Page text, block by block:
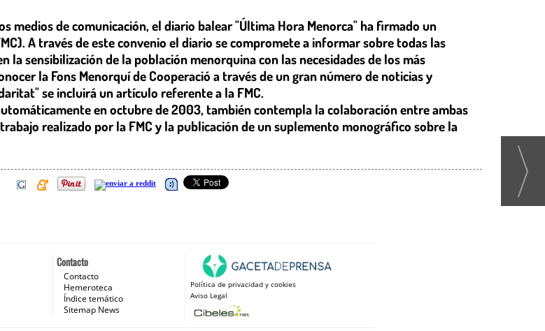
medios de comunicación, el diario balear "Última Hora Menorca" ha firmado un
A través de este convenio el diario se compromete a informar sobre todas las
la sensibilización de la población menorquina con las necesidades de los más
la Fons Menorquí de Cooperació a través de un gran número de noticias y
se incluirá un artículo referente a la FMC.
en octubre de 2003, también contempla la colaboración entre ambas
realizado por la FMC y la publicación de un suplemento monográfico sobre la
Contacto
Contacto
Hemeroteca
Índice temático
Sitemap News
Política de privacidad y cookies
Aviso Legal